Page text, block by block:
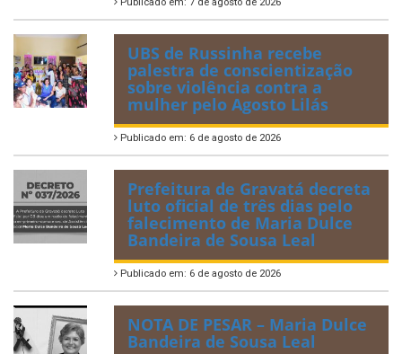
Publicado em: 7 de agosto de 2026
UBS de Russinha recebe
palestra de conscientização
sobre violência contra a
mulher pelo Agosto Lilás
Publicado em: 6 de agosto de 2026
Prefeitura de Gravatá decreta
luto oficial de três dias pelo
falecimento de Maria Dulce
Bandeira de Sousa Leal
Publicado em: 6 de agosto de 2026
NOTA DE PESAR – Maria Dulce
Bandeira de Sousa Leal